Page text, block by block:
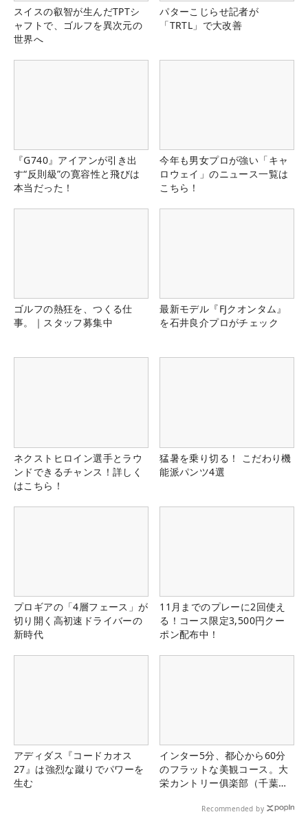
スイスの叡智が生んだTPTシ
ャフトで、ゴルフを異次元の
世界へ
パターこじらせ記者が
「TRTL」で大改善
『G740』アイアンが引き出
す“反則級”の寛容性と飛びは
本当だった！
今年も男女プロが強い「キャ
ロウェイ」のニュース一覧は
こちら！
ゴルフの熱狂を、つくる仕
事。｜スタッフ募集中
最新モデル『FJクオンタム』
を石井良介プロがチェック
ネクストヒロイン選手とラウ
ンドできるチャンス！詳しく
はこちら！
猛暑を乗り切る！ こだわり機
能派パンツ4選
プロギアの「4層フェース」が
切り開く高初速ドライバーの
新時代
11月までのプレーに2回使え
る！コース限定3,500円クー
ポン配布中！
アディダス『コードカオス
27』は強烈な蹴りでパワーを
生む
インター5分、都心から60分
のフラットな美観コース。大
栄カントリー俱楽部（千葉
Recommended by